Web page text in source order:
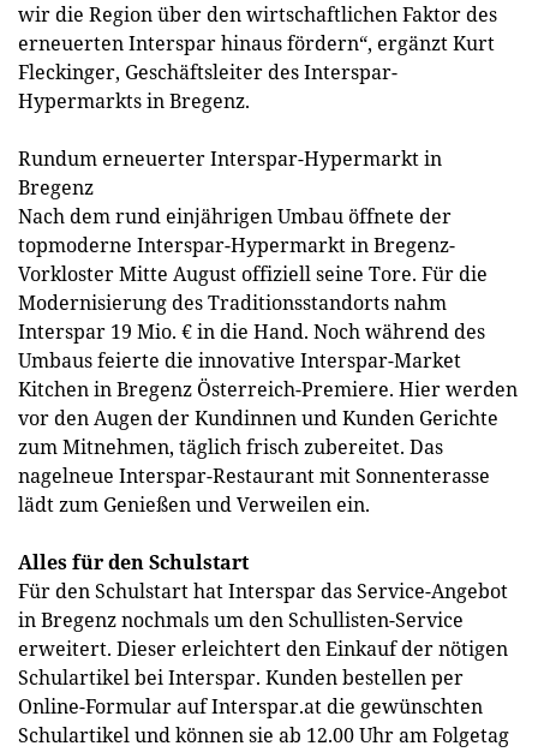
wir die Region über den wirtschaftlichen Faktor des
erneuerten Interspar hinaus fördern“, ergänzt Kurt
Fleckinger, Geschäftsleiter des Interspar-
Hypermarkts in Bregenz.
Rundum erneuerter Interspar-Hypermarkt in
Bregenz
Nach dem rund einjährigen Umbau öffnete der
topmoderne Interspar-Hypermarkt in Bregenz-
Vorkloster Mitte August offiziell seine Tore. Für die
Modernisierung des Traditionsstandorts nahm
Interspar 19 Mio. € in die Hand. Noch während des
Umbaus feierte die innovative Interspar-Market
Kitchen in Bregenz Österreich-Premiere. Hier werden
vor den Augen der Kundinnen und Kunden Gerichte
zum Mitnehmen, täglich frisch zubereitet. Das
nagelneue Interspar-Restaurant mit Sonnenterasse
lädt zum Genießen und Verweilen ein.
Alles für den Schulstart
Für den Schulstart hat Interspar das Service-Angebot
in Bregenz nochmals um den Schullisten-Service
erweitert. Dieser erleichtert den Einkauf der nötigen
Schulartikel bei Interspar. Kunden bestellen per
Online-Formular auf Interspar.at die gewünschten
Schulartikel und können sie ab 12.00 Uhr am Folgetag